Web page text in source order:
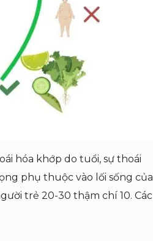
Á
Ố
?
hóa khớp do tuổi, sự thoái
phụ thuộc vào lối sống của
trẻ 20-30 thậm chí 10. Các